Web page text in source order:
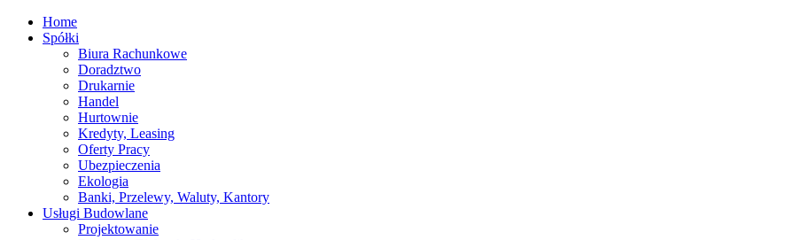
Home
Spółki
Biura Rachunkowe
Doradztwo
Drukarnie
Handel
Hurtownie
Kredyty, Leasing
Oferty Pracy
Ubezpieczenia
Ekologia
Banki, Przelewy, Waluty, Kantory
Usługi Budowlane
Projektowanie